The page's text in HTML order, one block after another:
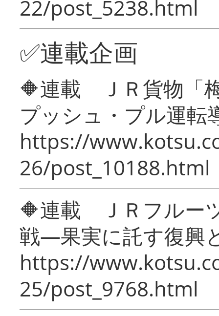
22/post_5238.html
✅連載企画
🔶連載 ＪＲ貨物「
プッシュ・プル運転
https://
26/post_10188.html
🔶連載 ＪＲフルー
戦―果実に託す復興
https://
25/post_9768.html